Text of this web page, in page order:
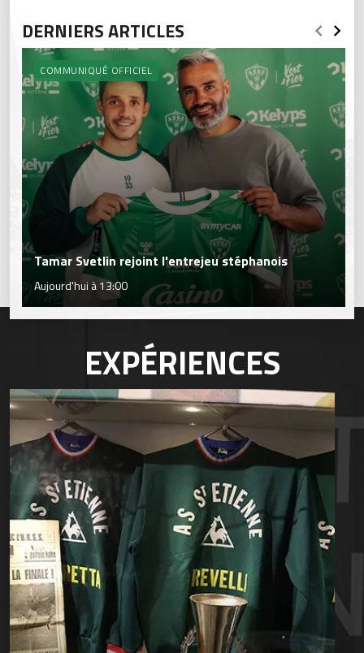
DERNIERS ARTICLES
COMMUNIQUÉ OFFICIEL
Tamar Svetlin rejoint l'entrejeu stéphanois
Aujourd'hui à 13:00
EXPÉRIENCES